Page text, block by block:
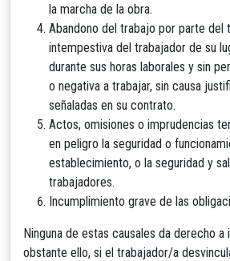
la marcha de la obra.
Abandono del trabajo por parte del
intempestiva del trabajador de su
durante sus horas laborales y sin
o negativa a trabajar, sin causa
señaladas en su contrato.
Actos, omisiones o imprudencias
en peligro la seguridad o
establecimiento, o la seguridad y
trabajadores.
Incumplimiento grave de las
Ninguna de estas causales da derecho a
obstante ello, si el trabajador/a